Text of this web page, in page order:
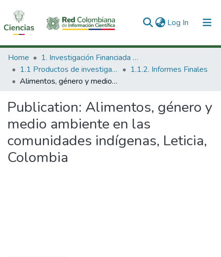
Log In (current)
Communities & Collections
All of DSpace
Home
1. Investigación Financiada con Recursos Públicos
1.1 Productos de investigación
1.1.2. Informes Finales
Alimentos, género y medio ambiente en las comunidades indígenas, Leticia, Colombia
Publication: Alimentos, género y
medio ambiente en las
comunidades indígenas, Leticia,
Colombia